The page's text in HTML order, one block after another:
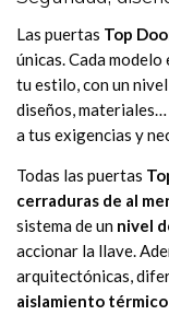
Las puertas Top
únicas. Cada
tu estilo, con un
diseños,
a tus exigencias y
Todas las puertas
cerraduras de al
sistema de un nivel
accionar la llave.
arquitectónicas,
aislamiento